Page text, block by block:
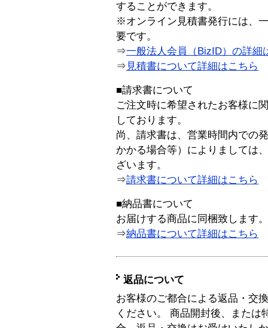
することができます。
※オンライン見積書発行には、
要です。
⇒一般法人会員（BizID）の詳細
⇒ 見積書について詳細はこちら
■請求書について
ご注文時に希望されたお客様に
しております。
尚、請求書は、営業時間内での
かかる場合等）によりましては
ざいます。
⇒請求書について詳細はこちら
■納品書について
お届けする商品に同梱致します。
⇒納品書について詳細はこちら
返品について
お客様のご都合による返品・交
ください。 商品開封後、または